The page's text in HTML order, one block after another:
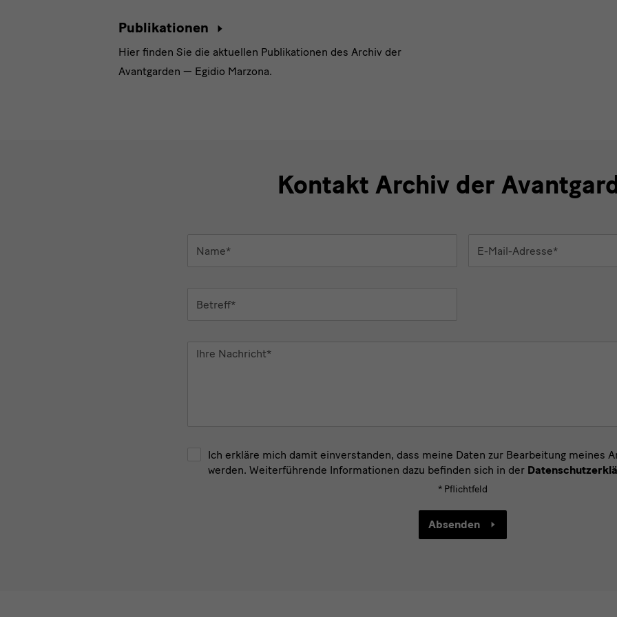
Publikationen
Hier finden Sie die aktuellen Publikationen des Archiv der
Avantgarden — Egidio Marzona.
Kontakt Archiv der
Name*
E-
Betreff*
Ihre
Ich erkläre mich damit einverstanden, dass meine Daten zur Bearbeitung meines
werden. Weiterführende Informationen dazu befinden sich in der
* Pflichtfeld
Absenden